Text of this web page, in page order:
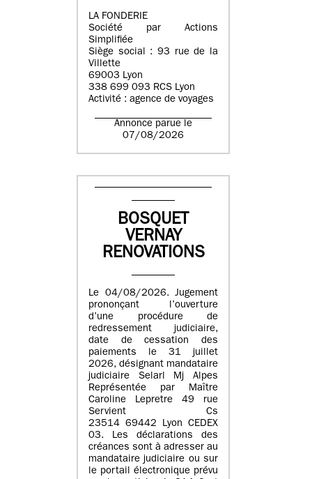
LA FONDERIE
Société par Actions
Simplifiée
Siège social : 93 rue de la
Villette
69003 Lyon
338 699 093 RCS Lyon
Activité : agence de voyages
Annonce parue le
07/08/2026
BOSQUET
VERNAY
RENOVATIONS
Le 04/08/2026. Jugement
prononçant l’ouverture
d’une procédure de
redressement judiciaire,
date de cessation des
paiements le 31 juillet
2026, désignant mandataire
judiciaire Selarl Mj Alpes
Représentée par Maître
Caroline Lepretre 49 rue
Servient Cs
23514 69442 Lyon CEDEX
03. Les déclarations des
créances sont à adresser au
mandataire judiciaire ou sur
le portail électronique prévu